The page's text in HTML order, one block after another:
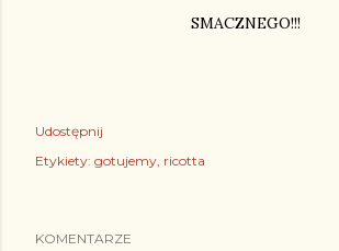
SMACZNEGO!!!
Udostępnij
Etykiety: gotujemy ricotta
KOMENTARZE